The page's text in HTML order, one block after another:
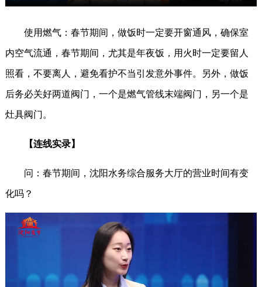
使用燃气：春节期间，做饭时一定要开窗通风，确保室
内空气流通，春节期间，尤其是年夜饭，用火时一定要留人
照看，不要离人，避免看护不当引发意外事件。另外，做饭
后务必关好两道阀门，一个是燃气管线末端阀门，另一个是
灶具阀门。
【连线实录】
问：春节期间，沈阳水务综合服务大厅的营业时间有变
化吗？